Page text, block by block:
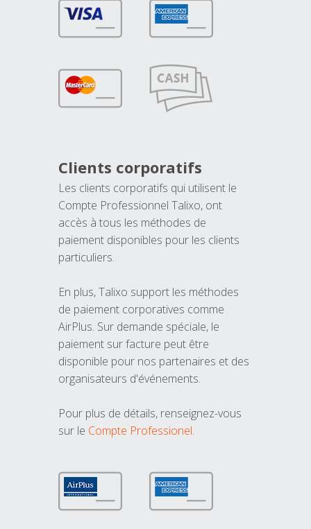
Clients corporatifs
Les clients corporatifs qui utilisent le
Compte Professionnel Talixo, ont
accès à tous les méthodes de
paiement disponibles pour les clients
particuliers.
En plus, Talixo support les méthodes
de paiement corporatives comme
AirPlus. Sur demande spéciale, le
paiement sur facture peut être
disponible pour nos partenaires et des
organisateurs d'événements.
Pour plus de détails, renseignez-vous
sur le Compte Professionel.